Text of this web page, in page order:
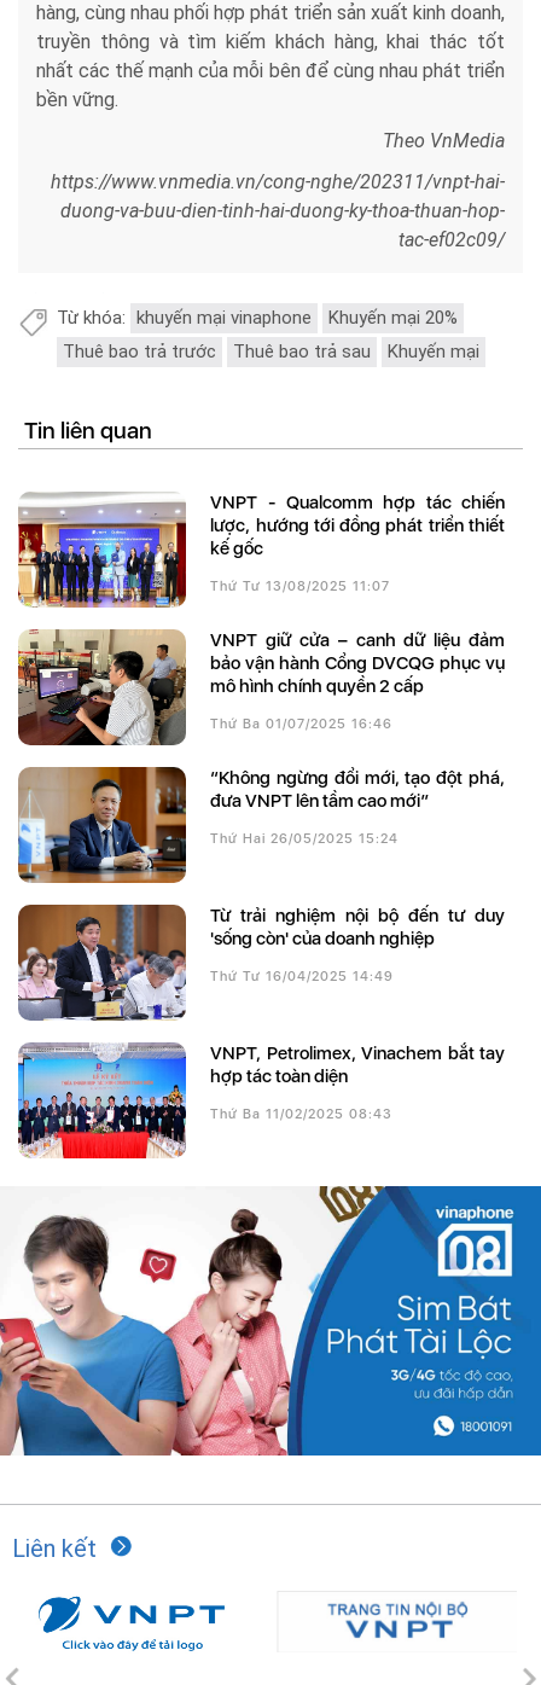
hàng, cùng nhau phối hợp phát triển sản xuất kinh doanh,
truyền thông và tìm kiếm khách hàng, khai thác tốt
nhất các thế mạnh của mỗi bên để cùng nhau phát triển
bền vững.
Theo VnMedia
https://www.vnmedia.vn/cong-nghe/202311/vnpt-hai-
duong-va-buu-dien-tinh-hai-duong-ky-thoa-thuan-hop-
tac-ef02c09/
Từ khóa: khuyến mại vinaphone
Khuyến mại 20%
Thuê bao trả trước
Thuê bao trả sau Khuyến mại
Tin liên quan
VNPT - Qualcomm hợp tác chiến
lược, hướng tới đồng phát triển thiết
kế gốc
Thứ Tư 13/08/2025 11:07
VNPT giữ cửa – canh dữ liệu đảm
bảo vận hành Cổng DVCQG phục vụ
mô hình chính quyền 2 cấp
Thứ Ba 01/07/2025 16:46
“Không ngừng đổi mới, tạo đột phá,
đưa VNPT lên tầm cao mới”
Thứ Hai 26/05/2025 15:24
Từ trải nghiệm nội bộ đến tư duy
'sống còn' của doanh nghiệp
Thứ Tư 16/04/2025 14:49
VNPT, Petrolimex, Vinachem bắt tay
hợp tác toàn diện
Thứ Ba 11/02/2025 08:43
Liên kết